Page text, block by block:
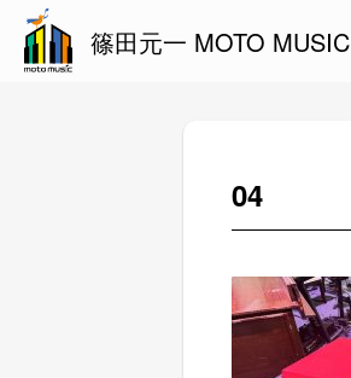
篠田元一 MOTO MUSIC
04